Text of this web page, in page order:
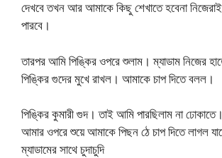
দেখবে তখন আর আমাকে কিছু শেখাতে হবেনা
পারবে।
তারপর আমি পিঙ্কির ওপরে শুলাম। ম্যাডাম নিজের
পিঙ্কির গুদের মুখে রাখল। আমাকে চাপ দিতে বলল।
পিঙ্কির কুমারী গুদ। তাই আমি পারছিলাম না
আমার ওপরে শুয়ে আমাকে পিছন ঠে চাপ দিতে লাগল
ম্যাডামের সাথে চুদাচুদি